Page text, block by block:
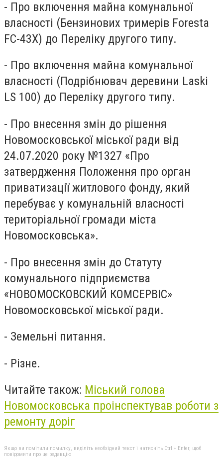
- Про включення майна комунальної
власності (Бензинових тримерів Foresta
FC-43X) до Переліку другого типу.
- Про включення майна комунальної
власності (Подрібнювач деревини Laski
LS 100) до Переліку другого типу.
- Про внесення змін до рішення
Новомосковської міської ради від
24.07.2020 року №1327 «Про
затвердження Положення про орган
приватизації житлового фонду, який
перебуває у комунальній власності
територіальної громади міста
Новомосковська».
- Про внесення змін до Статуту
комунального підприємства
«НОВОМОСКОВСКИЙ КОМСЕРВІС»
Новомосковської міської ради.
- Земельні питання.
- Різне.
Читайте також: Міський голова
Новомосковська проінспектував роботи з
ремонту доріг
Якщо ви помітили помилку, виділіть необхідний текст і натисніть Ctrl + Enter, щоб
повідомити про це редакцію